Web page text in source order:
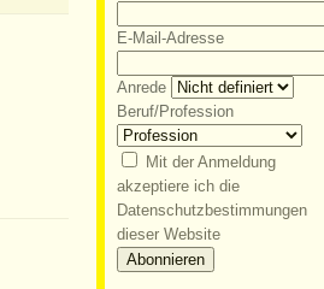
E-Mail-Adresse
Anrede
Beruf/Profession
Mit der Anmeldung
akzeptiere ich die
Datenschutzbestimmungen
dieser Website